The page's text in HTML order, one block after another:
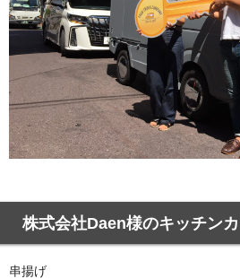
株式会社Daen様のキッチン
串揚げ